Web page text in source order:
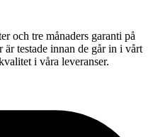
och tre månaders garanti på
är testade innan de går in i vårt
i våra leveranser.